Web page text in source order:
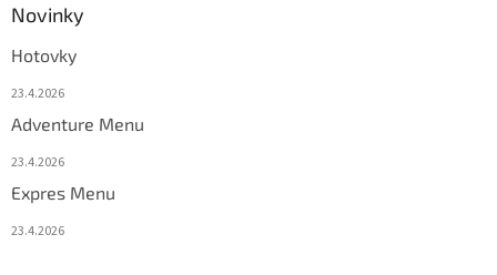
Novinky
Hotovky
23.4.2026
Adventure Menu
23.4.2026
Expres Menu
23.4.2026